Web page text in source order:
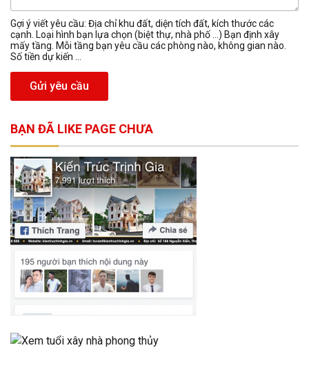
Gợi ý viết yêu cầu: Địa chỉ khu đất, diện tích đất, kích thước các
cạnh. Loại hình bạn lựa chọn (biệt thự, nhà phố …) Bạn định xây
mấy tầng. Mỗi tầng bạn yêu cầu các phòng nào, không gian nào.
Số tiền dự kiến ...
Gửi yêu cầu
BẠN ĐÃ LIKE PAGE CHƯA